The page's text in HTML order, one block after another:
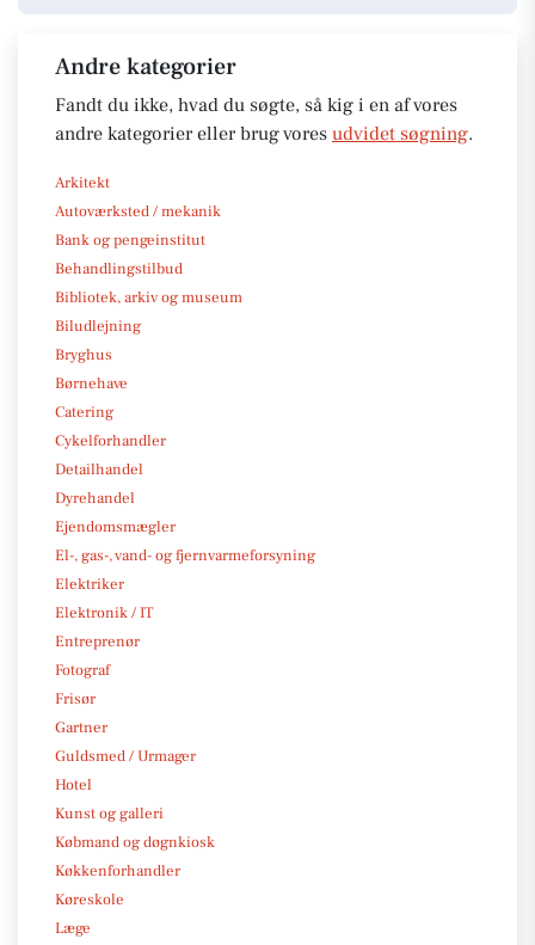
Andre kategorier
Fandt du ikke, hvad du søgte, så kig i en af vores
andre kategorier eller brug vores udvidet søgning.
Arkitekt
Autoværksted / mekanik
Bank og pengeinstitut
Behandlingstilbud
Bibliotek, arkiv og museum
Biludlejning
Bryghus
Børnehave
Catering
Cykelforhandler
Detailhandel
Dyrehandel
Ejendomsmægler
El-, gas-, vand- og fjernvarmeforsyning
Elektriker
Elektronik / IT
Entreprenør
Fotograf
Frisør
Gartner
Guldsmed / Urmager
Hotel
Kunst og galleri
Købmand og døgnkiosk
Køkkenforhandler
Køreskole
Læge